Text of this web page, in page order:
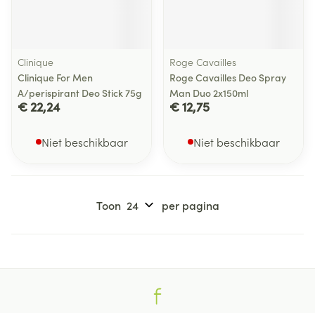
Clinique
Clinique For Men
A/perispirant Deo Stick 75g
€ 22,24
Niet beschikbaar
Roge Cavailles
Roge Cavailles Deo Spray
Man Duo 2x150ml
€ 12,75
Niet beschikbaar
Toon per pagina